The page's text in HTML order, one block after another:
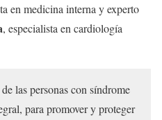
en medicina interna y experto
, especialista en cardiología
las personas con síndrome
para promover y proteger